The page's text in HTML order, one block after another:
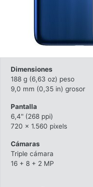
Dimensiones
188 g (6,63 oz) peso
9,0 mm (0,35 in) grosor
Pantalla
6,4" (268 ppi)
720 x 1.560 pixels
Cámaras
Triple cámara
16 + 8 + 2 MP